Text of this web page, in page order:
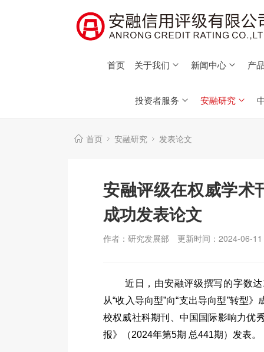
首页 关于我们 新闻中心 产
投资者服务 安融研究
首页 安融研究 发表论文
安融评级在权威学术
成功发表论文
作者：研究发展部 更新时间：2024-06-11
近日，由安融评级撰写的字数
从“收入导向型”向“支出导向型”转型
校权威社科期刊、中国国际影响力优
报》（2024年第5期 总441期）发表。